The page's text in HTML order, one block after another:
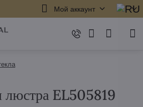
Мой аккаунт
люстра EL505819